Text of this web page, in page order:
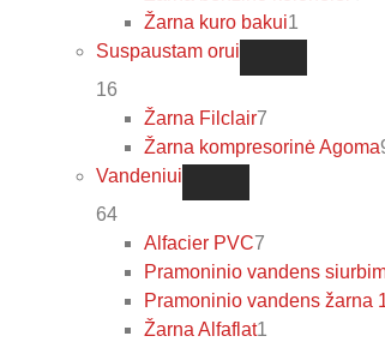
Žarna kuro bakui1
Suspaustam orui
16
Žarna Filclair7
Žarna kompresorinė Agoma
Vandeniui
64
Alfacier PVC7
Pramoninio vandens
Pramoninio vandens žarna
Žarna Alfaflat1